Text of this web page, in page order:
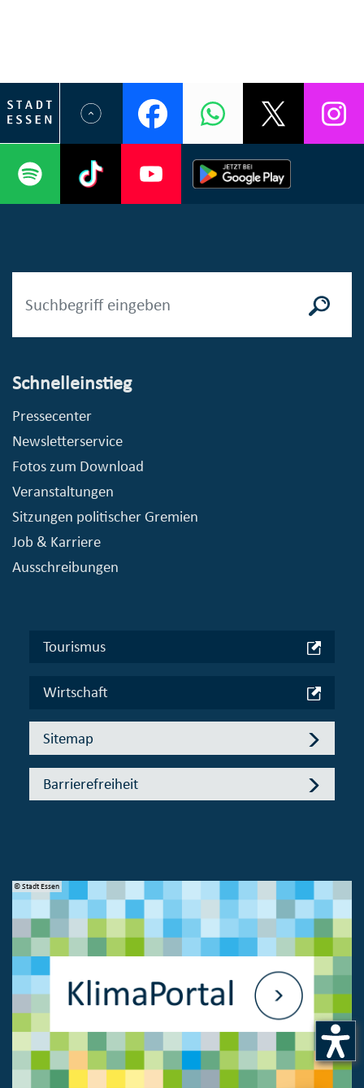
Schnelleinstieg
Pressecenter
Newsletterservice
Fotos zum Download
Veranstaltungen
Sitzungen politischer Gremien
Job & Karriere
Ausschreibungen
Tourismus
Wirtschaft
Sitemap
Barrierefreiheit
© Stadt Essen